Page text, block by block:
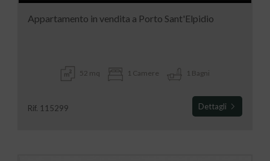
Appartamento in vendita a Porto Sant'Elpidio
52 mq 1 Camere 1 Bagni
Rif. 115299 Dettagli